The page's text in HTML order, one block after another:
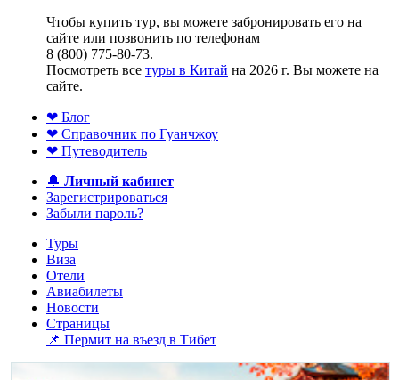
Чтобы купить тур, вы можете забронировать его на
сайте или позвонить по телефонам
8 (800) 775-80-73.
Посмотреть все туры в Китай на 2026 г. Вы можете на
сайте.
❤ Блог
❤ Справочник по Гуанчжоу
❤ Путеводитель
🔔 Личный кабинет
Зарегистрироваться
Забыли пароль?
Туры
Виза
Отели
Авиабилеты
Новости
Страницы
📌 Пермит на въезд в Тибет